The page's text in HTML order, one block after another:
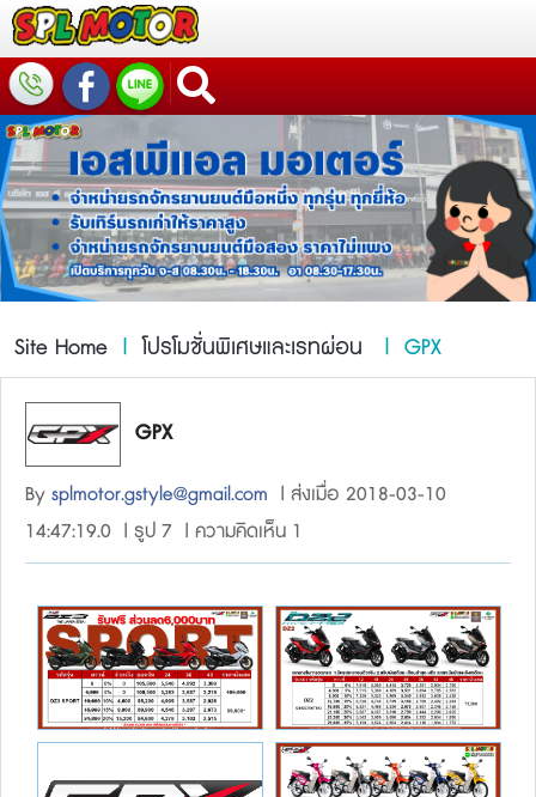
Site Home |โปรโมชั่นพิเศษและเรทผ่อน | GPX
GPX
By splmotor.gstyle@gmail.com | ส่งเมื่อ 2018-03-10
14:47:19.0 | รูป 7 | ความคิดเห็น 1